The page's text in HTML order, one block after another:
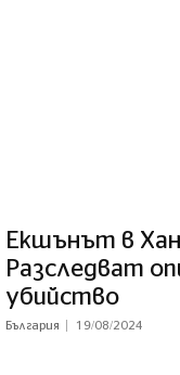
Екшънът в
Разследват
убийство
България 19/08/2024